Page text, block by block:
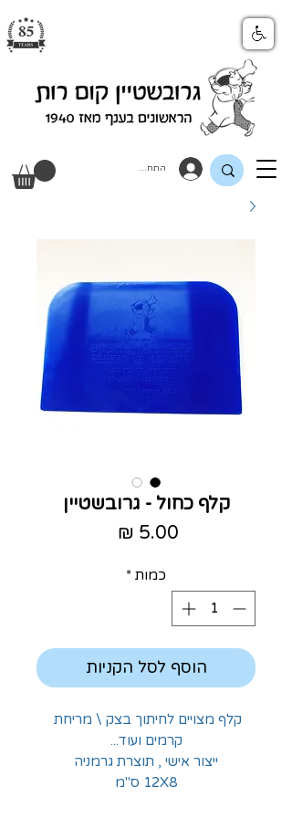
התחבר
קלף כחול - גרובשטיין
כמות *
הוסף לסל הקניות
קרמים ועוד...
ייצור אישי , תוצרת גרמניה
12X8 ס"מ